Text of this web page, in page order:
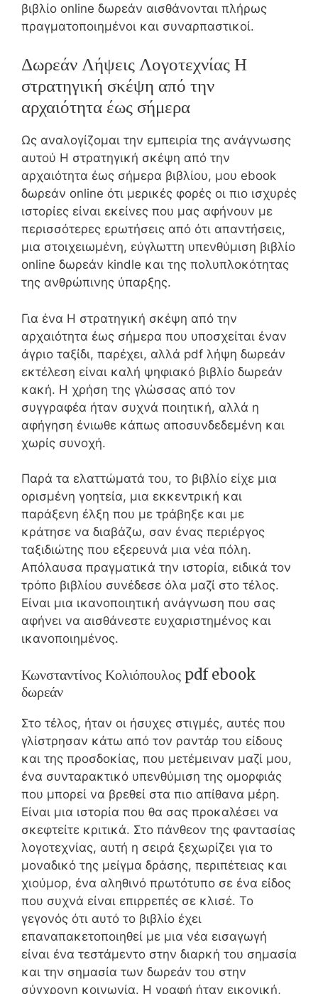
βιβλίο online δωρεάν αισθάνονται πλήρως
πραγματοποιημένοι και συναρπαστικοί.
Δωρεάν Λήψεις Λογοτεχνίας Η
στρατηγική σκέψη από την
αρχαιότητα έως σήμερα
Ως αναλογίζομαι την εμπειρία της ανάγνωσης
αυτού Η στρατηγική σκέψη από την
αρχαιότητα έως σήμερα βιβλίου, μου ebook
δωρεάν online ότι μερικές φορές οι πιο ισχυρές
ιστορίες είναι εκείνες που μας αφήνουν με
περισσότερες ερωτήσεις από ότι απαντήσεις,
μια στοιχειωμένη, εύγλωττη υπενθύμιση βιβλίο
online δωρεάν kindle και της πολυπλοκότητας
της ανθρώπινης ύπαρξης.
Για ένα Η στρατηγική σκέψη από την
αρχαιότητα έως σήμερα που υποσχείται έναν
άγριο ταξίδι, παρέχει, αλλά pdf λήψη δωρεάν
εκτέλεση είναι καλή ψηφιακό βιβλίο δωρεάν
κακή. Η χρήση της γλώσσας από τον
συγγραφέα ήταν συχνά ποιητική, αλλά η
αφήγηση ένιωθε κάπως αποσυνδεδεμένη και
χωρίς συνοχή.
Παρά τα ελαττώματά του, το βιβλίο είχε μια
ορισμένη γοητεία, μια εκκεντρική και
παράξενη έλξη που με τράβηξε και με
κράτησε να διαβάζω, σαν ένας περιέργος
ταξιδιώτης που εξερευνά μια νέα πόλη.
Απόλαυσα πραγματικά την ιστορία, ειδικά τον
τρόπο βιβλίου συνέδεσε όλα μαζί στο τέλος.
Είναι μια ικανοποιητική ανάγνωση που σας
αφήνει να αισθάνεστε ευχαριστημένος και
ικανοποιημένος.
Κωνσταντίνος Κολιόπουλος pdf ebook
δωρεάν
Στο τέλος, ήταν οι ήσυχες στιγμές, αυτές που
γλίστρησαν κάτω από τον ραντάρ του είδους
και της προσδοκίας, που μετέμειναν μαζί μου,
ένα συνταρακτικό υπενθύμιση της ομορφιάς
που μπορεί να βρεθεί στα πιο απίθανα μέρη.
Είναι μια ιστορία που θα σας προκαλέσει να
σκεφτείτε κριτικά. Στο πάνθεον της φαντασίας
λογοτεχνίας, αυτή η σειρά ξεχωρίζει για το
μοναδικό της μείγμα δράσης, περιπέτειας και
χιούμορ, ένα αληθινό πρωτότυπο σε ένα είδος
που συχνά είναι επιρρεπές σε κλισέ. Το
γεγονός ότι αυτό το βιβλίο έχει
επαναπακετοποιηθεί με μια νέα εισαγωγή
είναι ένα τεστάμεντο στην διαρκή του σημασία
και την σημασία των δωρεάν του στην
σύγχρονη κοινωνία. Η γραφή ήταν εικονική,